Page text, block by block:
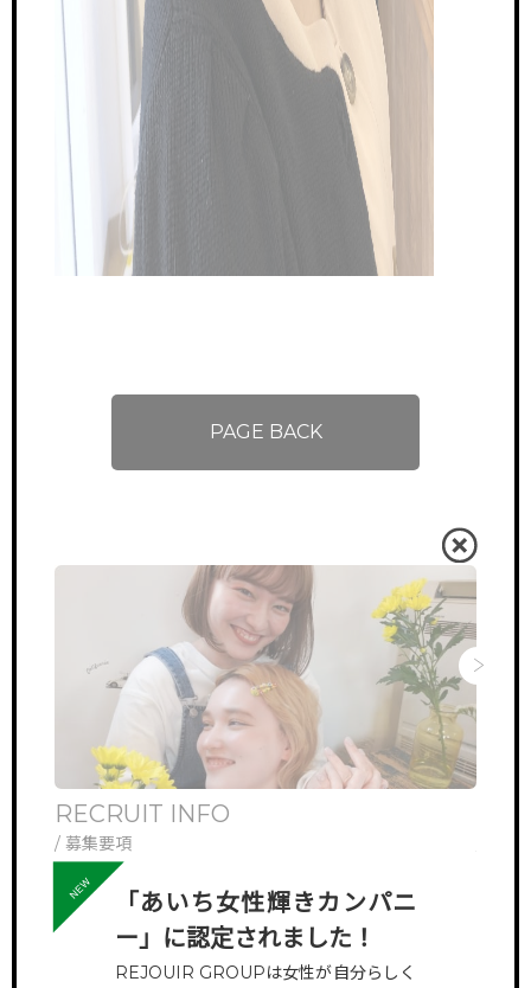
「あいち女性輝きカンパニ
ー」に認定されました！
REJOUIR GROUPは女性が自分らしく
PAGE BACK
RECRUIT INFO
/ 募集要項
ただいまリジェールでは一緒に働いてくれるスタッフを募集して
います。新卒の方はもちろん、中途採用も行なっております。
様々なスタッフたちのインタビューや将来の働き方の紹介など、
採用に関する詳細はこちらのページよりご確認ください。